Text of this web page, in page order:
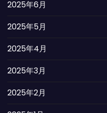
2025年6月
2025年5月
2025年4月
2025年3月
2025年2月